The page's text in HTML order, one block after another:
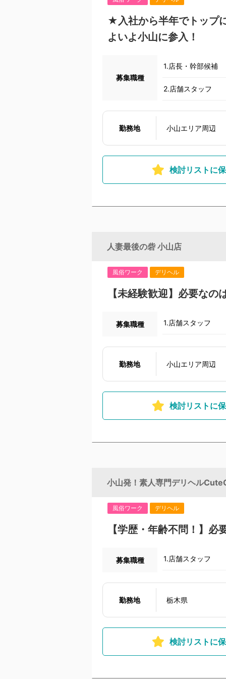
★入社から半年でトップ
よいよ小山に参入！
募集職種
1.店長・幹部候補
2.店舗スタッフ
勤務地 小山エリア周辺
検討リストに
人妻最後の砦 小山店
風俗ワーク デリヘル
【未経験歓迎】必要な
募集職種 1.店舗スタッフ
勤務地 小山エリア周辺
検討リストに
小山発！素人専門デリヘル
風俗ワーク デリヘル
【学歴・年齢不問！】
募集職種 1.店舗スタッフ
勤務地 栃木県
検討リストに